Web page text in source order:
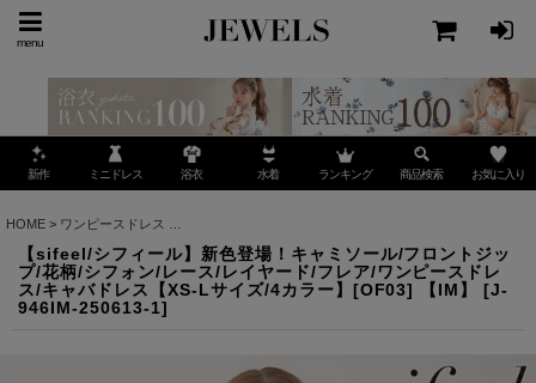
menu
新作 ミニドレス 浴衣 水着 ランキング 商品検索 お気に入り
HOME > ワンピースドレス
【sifeel/シフィール】新色登場！キャミソール/フロントジッ
プ/花柄/シフォン/レース/レイヤード/フレア/ワンピースドレ
ス/キャバドレス【XS-Lサイズ/4カラー】[OF03] 【IM】
[J-
946IM-250613-1]